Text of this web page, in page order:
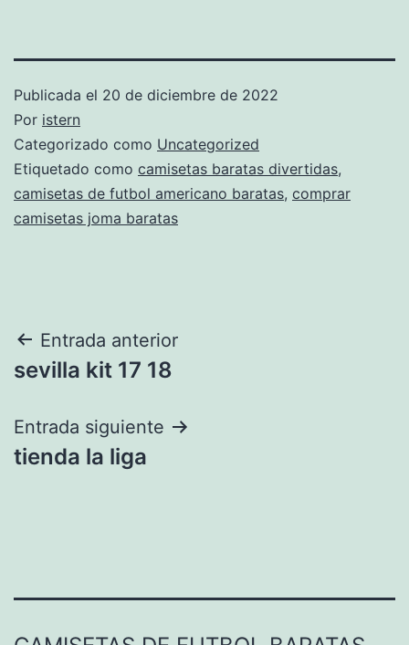
Publicada el 20 de diciembre de 2022
Por istern
Categorizado como Uncategorized
Etiquetado como camisetas baratas divertidas,
camisetas de futbol americano baratas, comprar
camisetas joma baratas
Navegación
de
entradas
Entrada anterior
sevilla kit 17 18
Entrada siguiente
tienda la liga